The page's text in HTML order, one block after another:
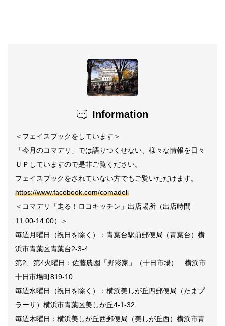
Information
＜フェイスブックをしています＞
「今月のコマデリ」では語りつくせない、様々な情報を日々
ＵＰしていますので是非ご覧ください。
フェイスブックをされていない方でもご覧いただけます。
https://www.facebook.com/comadeli
＜コマデリ「走る！ロコキッチン」出店場所（出店時間
11:00-14:00）＞
毎週月曜日（祝日を除く）：青葉台駅前郵便局（青葉台）横
浜市青葉区青葉台2-3-4
第2、第4火曜日：佐藤農園「野彩家」（十日市場） 横浜市
十日市場町819-10
毎週水曜日（祝日を除く）：横浜美しが丘四郵便局（たまプ
ラーザ）横浜市青葉区美しが丘4-1-32
毎週木曜日：横浜美しが丘西郵便局（美しが丘西）横浜市青